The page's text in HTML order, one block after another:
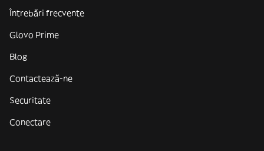
Întrebări frecvente
Glovo Prime
Blog
Contactează-ne
Securitate
Conectare